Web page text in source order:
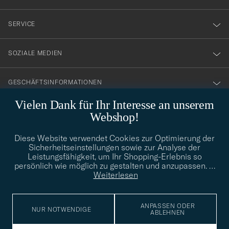
CHRISTIAN C
Alltid lika perfekt.
HARRY R GEKAUFT AM AUF CAREOFCARL.SE
Veldig fornøyd Bra sokker Holdt fint i vask!
BEATE A GEKAUFT AM AUF CAREOFCARL.NO
Vielen Dank für Ihr Interesse an unserem
Webshop!
Diese Website verwendet Cookies zur Optimierung der
Sicherheitseinstellungen sowie zur Analyse der
Leistungsfähigkeit, um Ihr Shopping-Erlebnis so
persönlich wie möglich zu gestalten und anzupassen. …
Weiterlesen
NUR NOTWENDIGE
ANPASSEN ODER
ABLEHNEN
vårt
nyhetsbrev!
SERVICE
SOZIALE MEDIEN
GESCHÄFTSINFORMATIONEN
info@careofcarl.de
Benötigen Sie Hilfe bei der Suche nach Ihrem persönlichen Stil?
Wenden Sie sich an uns, wir helfen Ihnen gerne weiter!